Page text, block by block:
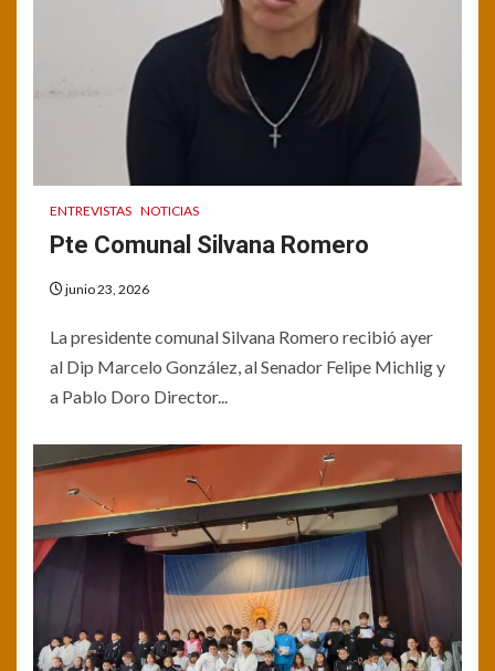
ENTREVISTAS NOTICIAS
Pte Comunal Silvana Romero
junio 23, 2026
La presidente comunal Silvana Romero recibió ayer
al Dip Marcelo González, al Senador Felipe Michlig y
a Pablo Doro Director...